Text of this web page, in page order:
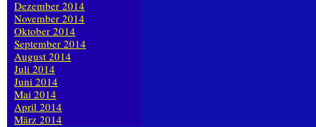
Dezember 2014
November 2014
Oktober 2014
September 2014
August 2014
Juli 2014
Juni 2014
Mai 2014
April 2014
März 2014